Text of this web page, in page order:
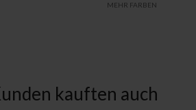
MEHR FARBEN
kauften auch